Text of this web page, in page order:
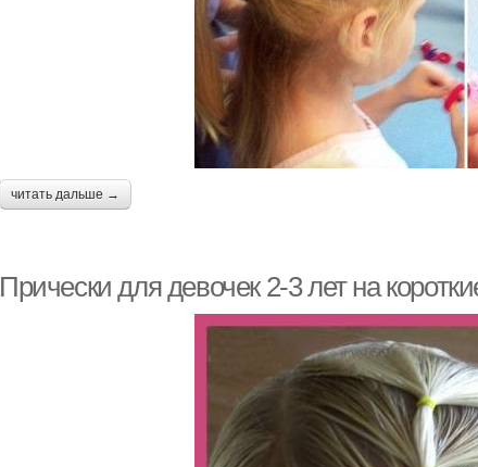
читать дальше →
Прически для девочек 2-3 лет на